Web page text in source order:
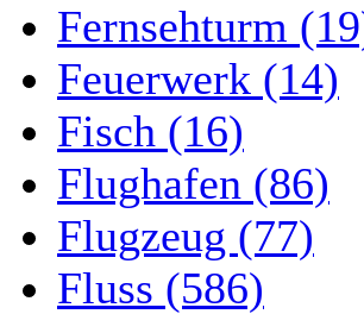
Fernsehturm
Feuerwerk (14)
Fisch (16)
Flughafen (86)
Flugzeug (77)
Fluss (586)